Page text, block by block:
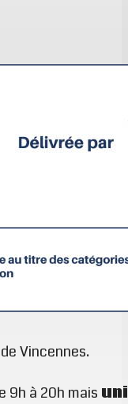
Vincennes.
9h à 20h mais